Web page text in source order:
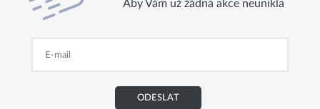
Aby Vám už žádná akce neunikla
ODESLAT